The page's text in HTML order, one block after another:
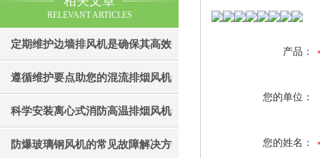
RELEVANT ARTICLES
定期维护边墙排风机是确保其高效
通风效果的关键
遵循维护要点助您的混流排烟风机
成为真正“风中卫士”
科学安装离心式消防高温排烟风机
是实现精准布防的关键
防爆玻璃钢风机的常见故障解决方
产品：
您的单位：
您的姓名：